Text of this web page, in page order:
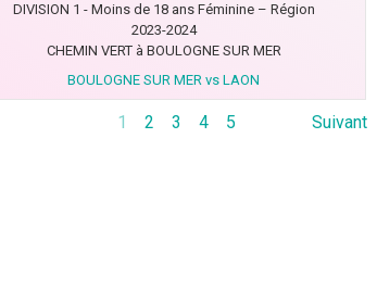
DIVISION 1 - Moins de 18 ans Féminine – Région
2023-2024
CHEMIN VERT à BOULOGNE SUR MER
BOULOGNE SUR MER vs LAON
1 2 3 4 5 Suivant